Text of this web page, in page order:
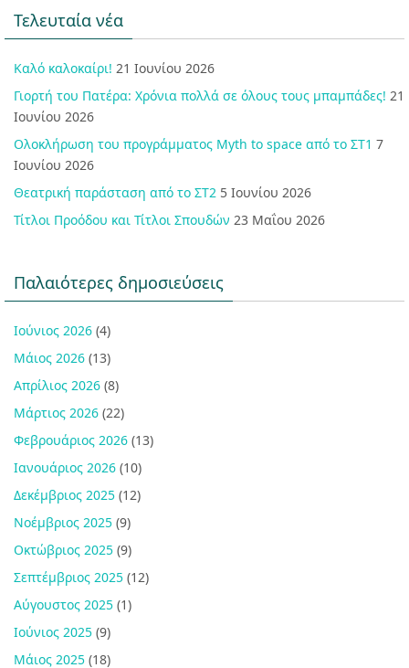
Τελευταία νέα
Καλό καλοκαίρι! 21 Ιουνίου 2026
Γιορτή του Πατέρα: Χρόνια πολλά σε όλους τους μπαμπάδες! 21
Ιουνίου 2026
Ολοκλήρωση του προγράμματος Myth to space από το ΣΤ1 7
Ιουνίου 2026
Θεατρική παράσταση από το ΣΤ2 5 Ιουνίου 2026
Τίτλοι Προόδου και Τίτλοι Σπουδών 23 Μαΐου 2026
Παλαιότερες δημοσιεύσεις
Ιούνιος 2026 (4)
Μάιος 2026 (13)
Απρίλιος 2026 (8)
Μάρτιος 2026 (22)
Φεβρουάριος 2026 (13)
Ιανουάριος 2026 (10)
Δεκέμβριος 2025 (12)
Νοέμβριος 2025 (9)
Οκτώβριος 2025 (9)
Σεπτέμβριος 2025 (12)
Αύγουστος 2025 (1)
Ιούνιος 2025 (9)
Μάιος 2025 (18)